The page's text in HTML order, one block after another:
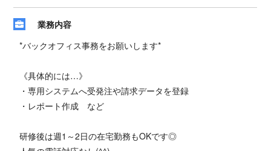
業務内容
*バックオフィス事務をお願いします*
《具体的には…》
・専用システムへ受発注や請求データを登録
・レポート作成 など
研修後は週1～2日の在宅勤務もOKです◎